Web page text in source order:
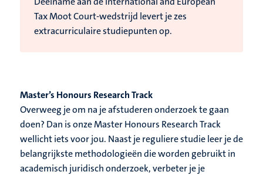
Tax Moot Court-wedstrijd levert je zes
extracurriculaire studiepunten op.
Master’s Honours Research Track
Overweeg je om na je afstuderen onderzoek te gaan
doen? Dan is onze Master Honours Research Track
wellicht iets voor jou. Naast je reguliere studie leer je de
belangrijkste methodologieën die worden gebruikt in
academisch juridisch onderzoek, verbeter je je